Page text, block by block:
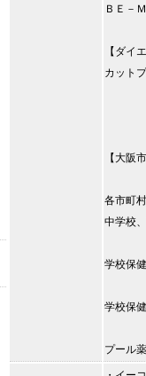
ＢＥ－
【ダイ
カット
【大阪
各市町
中学校
学校保
学校保
プール